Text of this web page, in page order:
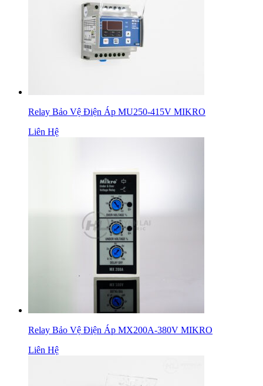
Relay Bảo Vệ Điện Áp MU250-415V MIKRO
Liên Hệ
Relay Bảo Vệ Điện Áp MX200A-380V MIKRO
Liên Hệ